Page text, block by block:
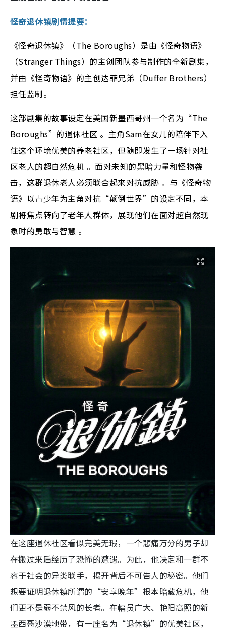
怪奇退休镇剧情提要：
《怪奇退休镇》（The Boroughs）是由《怪奇物语》
（Stranger Things）的主创团队参与制作的全新剧集，
并由《怪奇物语》的主创达菲兄弟（Duffer Brothers）
担任监制。
这部剧集的故事设定在美国新墨西哥州一个名为“The
Boroughs”的退休社区 。主角Sam在女儿的陪伴下入
住这个环境优美的养老社区，但随即发生了一场针对社
区老人的超自然危机 。面对未知的黑暗力量和怪物袭
击，这群退休老人必须联合起来对抗威胁 。与《怪奇物
语》以青少年为主角对抗“颠倒世界”的设定不同，本
剧将焦点转向了老年人群体，展现他们在面对超自然现
象时的勇敢与智慧 。
在这座退休社区看似完美无瑕，一个悲痛万分的男子却
在搬过来后经历了恐怖的遭遇。为此，他决定和一群不
容于社会的异类联手，揭开背后不可告人的秘密。他们
想要证明退休镇所谓的“安享晚年”根本暗藏危机，他
们更不是弱不禁风的长者。在幅员广大、艳阳高照的新
墨西哥沙漠地带，有一座名为“退休镇”的优美社区，